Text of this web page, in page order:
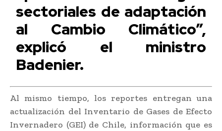
sectoriales de adaptación
al Cambio Climático”,
explicó el ministro
Badenier.
Al mismo tiempo, los reportes entregan una
actualización del Inventario de Gases de Efecto
Invernadero (GEI) de Chile, información que es